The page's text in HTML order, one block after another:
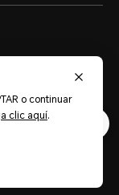
o continuar
clic aquí.